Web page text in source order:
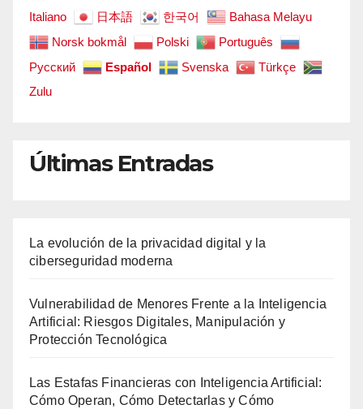
Italiano
日本語 한국어
Bahasa Melayu
Norsk bokmål
Polski
Português
Русский
Español Svenska
Türkçe
Zulu
Últimas Entradas
La evolución de la privacidad digital y la
ciberseguridad moderna
Vulnerabilidad de Menores Frente a la Inteligencia
Artificial: Riesgos Digitales, Manipulación y
Protección Tecnológica
Las Estafas Financieras con Inteligencia Artificial:
Cómo Operan, Cómo Detectarlas y Cómo